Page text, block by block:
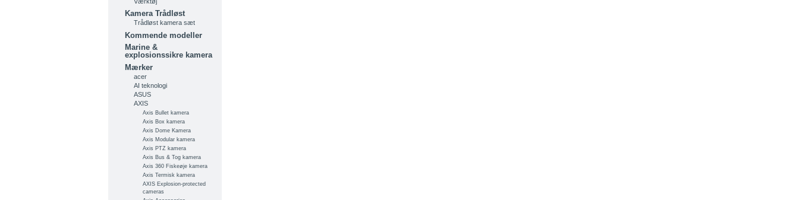
Kamera Trådløst
Trådløst kamera sæt
Kommende modeller
Marine &
explosionssikre kamera
Mærker
acer
AI teknologi
ASUS
AXIS
Axis Bullet kamera
Axis Box kamera
Axis Dome Kamera
Axis Modular kamera
Axis PTZ kamera
Axis Bus & Tog kamera
Axis 360 Fiskeøje kamera
Axis Termisk kamera
AXIS Explosion-protected
cameras